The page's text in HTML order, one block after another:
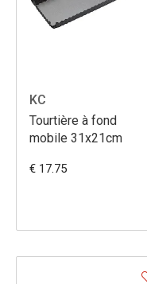
KC
Tourtière à fond
mobile 31x21cm
€ 17.75